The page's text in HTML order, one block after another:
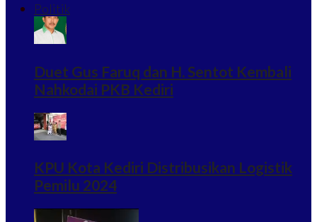
Politik
Duet Gus Faruq dan H. Sentot Kembali
Nahkodai PKB Kediri
KPU Kota Kediri Distribusikan Logistik
Pemilu 2024